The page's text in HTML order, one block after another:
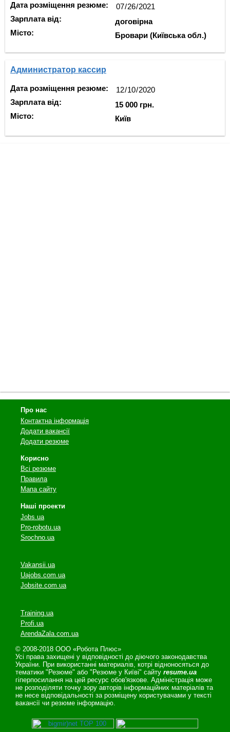
Дата розміщення резюме:
Зарплата від:
Місто:
договірна
Бровари (Київська обл.)
Администратор кассир
Дата розміщення резюме:
Зарплата від:
Місто:
15 000 грн.
Київ
Про нас
Контактна інформація
Додати вакансії
Додати резюме
Корисно
Всі резюме
Правила
Мапа сайту
Наші проекти
Jobs.ua
Pro-robotu.ua
Srochno.ua
Vakansii.ua
Uajobs.com.ua
Jobsite.com.ua
Training.ua
Profi.ua
ArendaZala.com.ua
© 2008-2018 ООО «Робота Плюс»
Усі права захищені у відповідності до діючого законодавства
України. При використанні материалів, котрі відноносяться до
тематики "Резюме" або "Резюме у Київі" сайту resume.ua
гіперпосилання на цей ресурс обов'язкове. Адміністрація може
не розподіляти точку зору авторів інформаційних матеріалів та
не несе відповідальності за розміщену користувачами у тексті
вакансії чи резюме інформацію.